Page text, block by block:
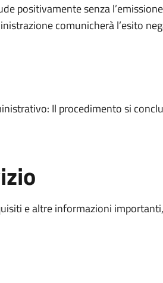
positivamente senza
comunicherà l’esito
Il procedimento si
e altre informazioni